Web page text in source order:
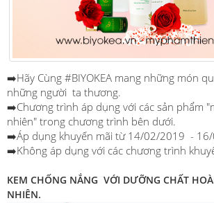
➡️Hãy Cùng #BIYOKEA mang những món
những người ta thương.
➡️Chương trình áp dụng với các sản phẩm
nhiên" trong chương trình bên dưới.
➡️Áp dụng khuyến mãi từ 14/02/2019 -
➡️Không áp dụng với các chương trình
KEM CHỐNG NẮNG VỚI DƯỠNG CHẤT
NHIÊN.